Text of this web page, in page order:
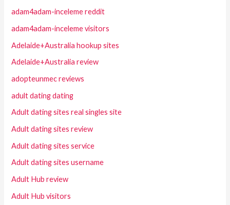
adam4adam-inceleme reddit
adam4adam-inceleme visitors
Adelaide+Australia hookup sites
Adelaide+Australia review
adopteunmec reviews
adult dating dating
Adult dating sites real singles site
Adult dating sites review
Adult dating sites service
Adult dating sites username
Adult Hub review
Adult Hub visitors